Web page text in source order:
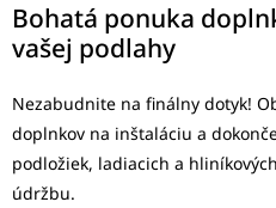
Bohatá ponuka
vašej podlahy
Nezabudnite na finálny dotyk!
doplnkov na inštaláciu a
podložiek, ladiacich a
údržbu.